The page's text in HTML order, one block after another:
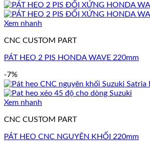
Xem nhanh
CNC CUSTOM PART
PÁT HEO 2 PIS HONDA WAVE 220mm
-7%
Xem nhanh
CNC CUSTOM PART
PÁT HEO CNC NGUYÊN KHỐI 220mm